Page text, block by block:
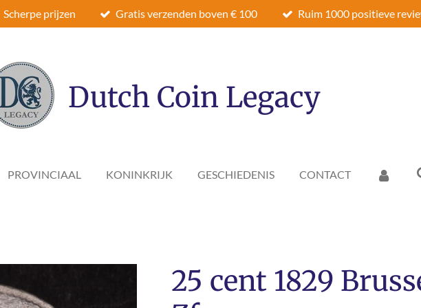
Scherpe prijzen Gratis verzenden boven € 100 Ruim 1000 positieve
Dutch Coin Legacy
PROVINCIAAL KONINKRIJK GESCHIEDENIS CONTACT
25 cent 1829